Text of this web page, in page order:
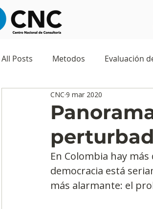
All Posts Metodos Evaluación
Observatorios sociales
Predicciones y tendencias
Marketing Cultura y ambiente
CNC 9 mar 2020
En Colombia hay
democracia está
más alarmante: el